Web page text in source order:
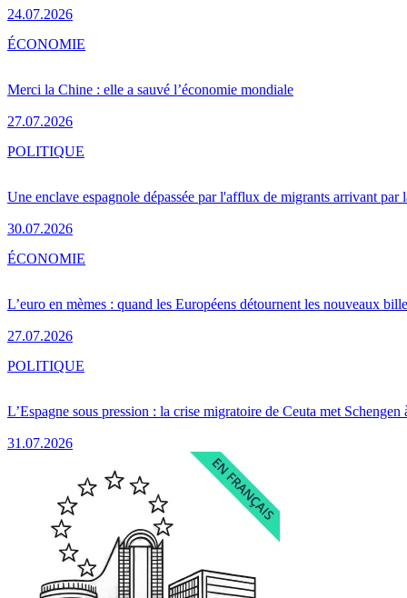
24.07.2026
Merci la Chine : elle a sauvé l’économie mondiale
27.07.2026
ÉCONOMIE
Une enclave espagnole dépassée par l'afflux de migrants arrivant par
30.07.2026
POLITIQUE
L’euro en mèmes : quand les Européens détournent les nouveaux
27.07.2026
ÉCONOMIE
L’Espagne sous pression : la crise migratoire de Ceuta met Schengen
31.07.2026
POLITIQUE